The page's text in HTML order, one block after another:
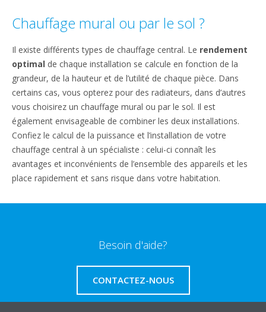
Chauffage mural ou par le sol ?
Il existe différents types de chauffage central. Le rendement
optimal de chaque installation se calcule en fonction de la
grandeur, de la hauteur et de l’utilité de chaque pièce. Dans
certains cas, vous opterez pour des radiateurs, dans d’autres
vous choisirez un chauffage mural ou par le sol. Il est
également envisageable de combiner les deux installations.
Confiez le calcul de la puissance et l’installation de votre
chauffage central à un spécialiste : celui-ci connaît les
avantages et inconvénients de l’ensemble des appareils et les
place rapidement et sans risque dans votre habitation.
Besoin d'aide?
CONTACTEZ-NOUS